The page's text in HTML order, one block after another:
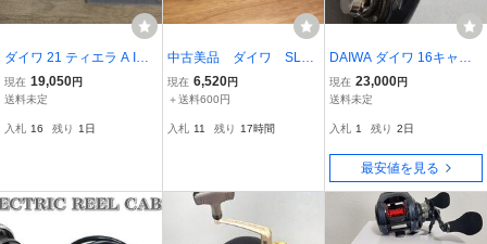
ダイワ 21 ティエラ A IC 1
50H TIERRA DAIWA 右ハ
ンドル
現在 19,050円
送料未定
入札 16 残り 1日
中古美品 ダイワ SLP
WORKS EX LT ブラック
スプール LT2500 エアリ
ト RCS
現在 6,520円
＋送料600円
入札 11 残り 17時間
DAIWA ダイワ 16キャタ
リナ 4500H ジギング
カツオキャスティングに
現在 23,000円
送料未定
入札 1 残り 2日
最安値を見る